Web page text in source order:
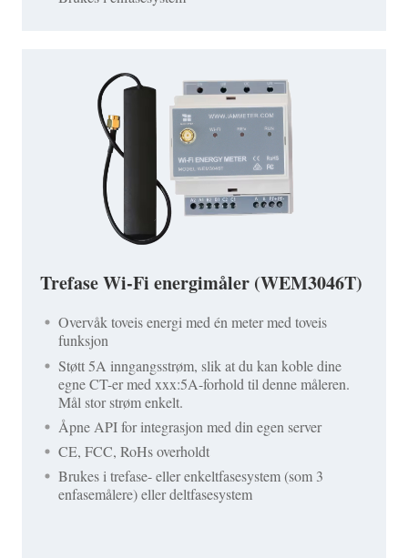
Trefase Wi-Fi energimåler (WEM3046T)
Overvåk toveis energi med én meter med toveis
funksjon
Støtt 5A inngangsstrøm, slik at du kan koble dine
egne CT-er med xxx:5A-forhold til denne måleren.
Mål stor strøm enkelt.
Åpne API for integrasjon med din egen server
CE, FCC, RoHs overholdt
Brukes i trefase- eller enkeltfasesystem (som 3
enfasemålere) eller deltfasesystem